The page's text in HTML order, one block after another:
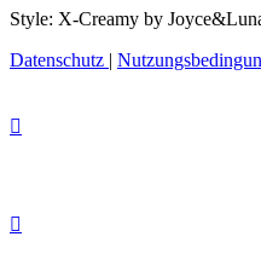
Style: X-Creamy by
Datenschutz |